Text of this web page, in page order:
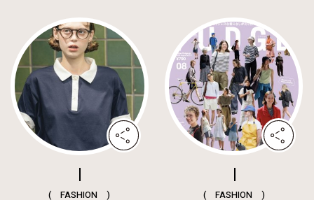
( FASHION ) ( FASHION )